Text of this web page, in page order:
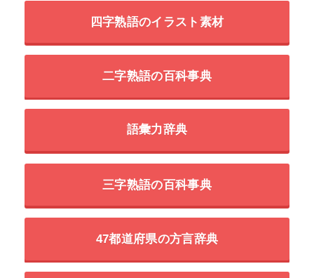
四字熟語のイラスト素材
二字熟語の百科事典
語彙力辞典
三字熟語の百科事典
47都道府県の方言辞典